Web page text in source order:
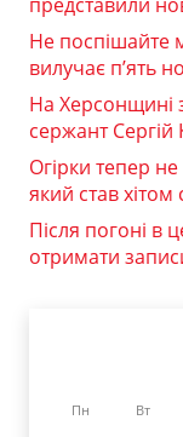
Не поспішайте
вилучає п’ять
На Херсонщині
сержант
Огірки тепер не
який став
Після погоні в
отримати
Пн Вт